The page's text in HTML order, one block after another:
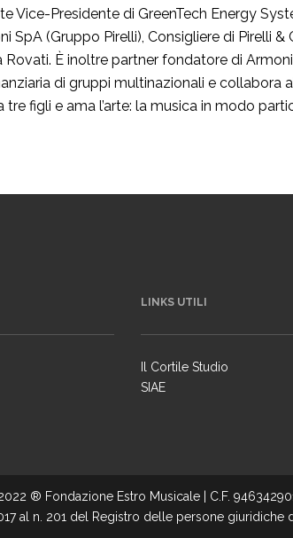
Vice-Presidente di GreenTech Energy
(Gruppo Pirelli), Consigliere di Pirelli
È inoltre partner fondatore di
di gruppi multinazionali e collabora
tre figli e ama l’arte: la musica in modo
LINKS UTILI
Il Cortile Studio
SIAE
® Fondazione Estro Musicale | C.F.
al n. 201 del Registro delle persone giuridiche